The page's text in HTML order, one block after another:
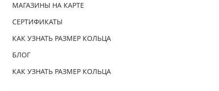
МАГАЗИНЫ НА КАРТЕ
СЕРТИФИКАТЫ
КАК УЗНАТЬ РАЗМЕР КОЛЬЦА
БЛОГ
КАК УЗНАТЬ РАЗМЕР КОЛЬЦА